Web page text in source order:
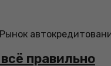
правильно